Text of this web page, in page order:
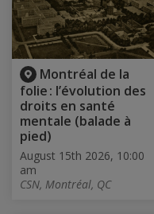
Montréal de la
folie : l’évolution des
droits en santé
mentale (balade à
pied)
August 15th 2026, 10:00
am
CSN, Montréal, QC